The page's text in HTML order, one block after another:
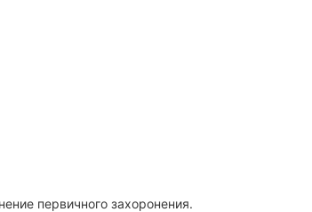
первичного захоронения.